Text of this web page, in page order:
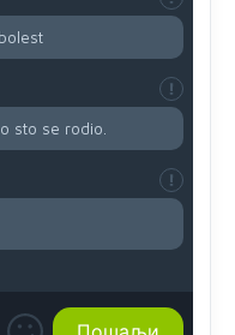
sto se rodio.